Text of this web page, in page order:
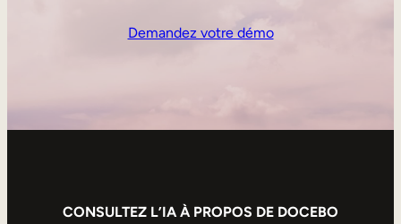
Demandez votre démo
CONSULTEZ L’IA À PROPOS DE DOCEBO